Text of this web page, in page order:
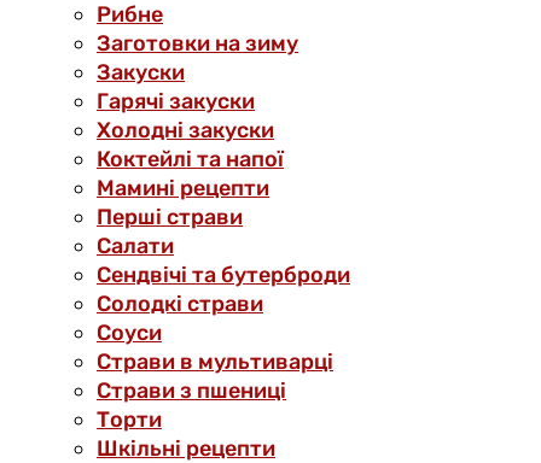
Рибне
Заготовки на зиму
Закуски
Гарячі закуски
Холодні закуски
Коктейлі та напої
Мамині рецепти
Перші страви
Салати
Сендвічі та бутерброди
Солодкі страви
Соуси
Страви в мультиварці
Страви з пшениці
Торти
Шкільні рецепти